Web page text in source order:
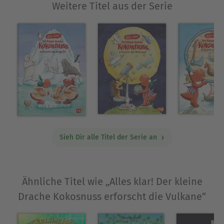
Über Ingo Siegner
Dort lebt und arbeitet er als freier Autor und
Illustrator. Für Nachbarskinder erfand er die
Geschichten vom kleinen Drachen Kokosnuss, der
sich binnen kurzer Zeit zum beliebten
Kinderbuch-Character entwickelte. Mittlerweile
sind nicht nur die Bücher und Hörbücher,
sondern auch das dazugehörende
Merchandising-Programm eine echte
Weitere Titel aus der Serie
Sieh Dir alle Titel der Serie an
Ähnliche Titel wie „Alles klar! Der kleine
Drache Kokosnuss erforscht die Vulkane“